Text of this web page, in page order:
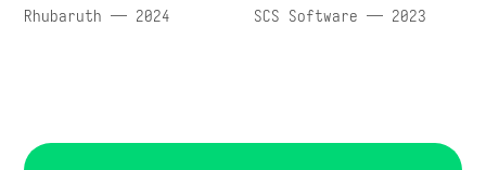
Rhubaruth — 2024 SCS Software — 2023